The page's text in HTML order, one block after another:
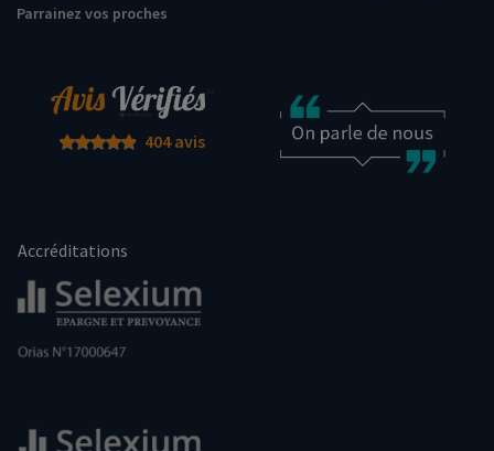
Parrainez vos proches
404 avis
Accréditations